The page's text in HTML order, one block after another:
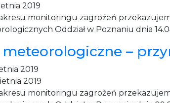
2019
monitoringu zagrożeń
Oddział w Poznaniu dnia
meteorologiczne –
2019
2019
monitoringu zagrożeń